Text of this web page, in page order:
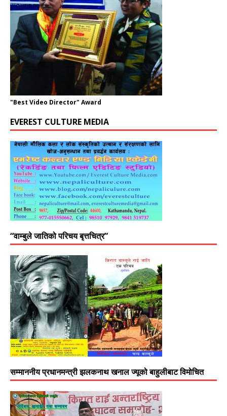
"Best Video Director" Award
EVEREST CULTURE MEDIA
“वाम्बुले जातिको परिचय बृत्तचित्र”
सम्माननीय प्रधानमन्त्री झलकनाथ खनाल ज्यूको बाहुलीबाट विमोचित